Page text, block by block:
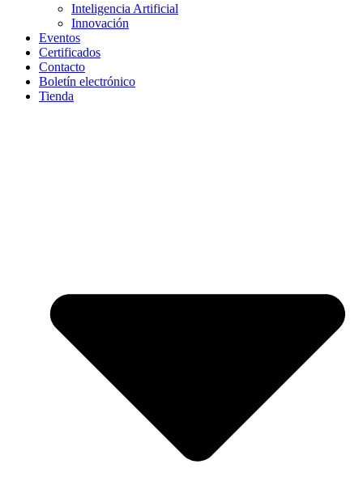
Inteligencia Artificial
Innovación
Eventos
Certificados
Contacto
Boletín electrónico
Tienda